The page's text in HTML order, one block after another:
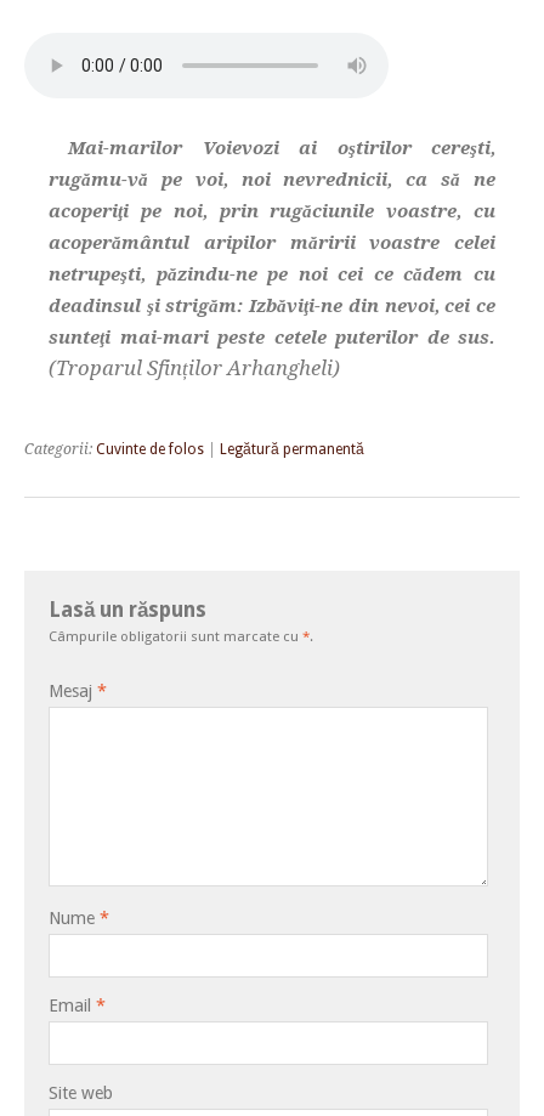
Mai-marilor Voievozi ai oştirilor cereşti,
rugămu-vă pe voi, noi nevrednicii, ca să ne
acoperiţi pe noi, prin rugăciunile voastre, cu
acoperământul aripilor măririi voastre celei
netrupeşti, păzindu-ne pe noi cei ce cădem cu
deadinsul şi strigăm: Izbăviţi-ne din nevoi, cei ce
sunteţi mai-mari peste cetele puterilor de sus.
(Troparul Sfinților Arhangheli)
Categorii: Cuvinte de folos Legătură permanentă
Lasă un răspuns
Câmpurile obligatorii sunt marcate cu *.
Mesaj *
Nume *
Email *
Site web